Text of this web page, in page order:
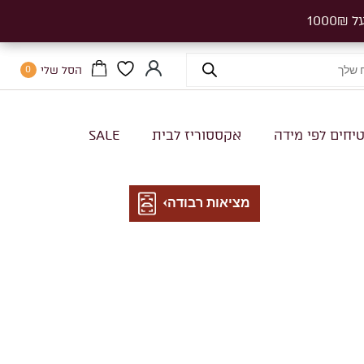
הסל שלי 0
לפי מידה אקססוריז לבית SALE
מציאות רבודה